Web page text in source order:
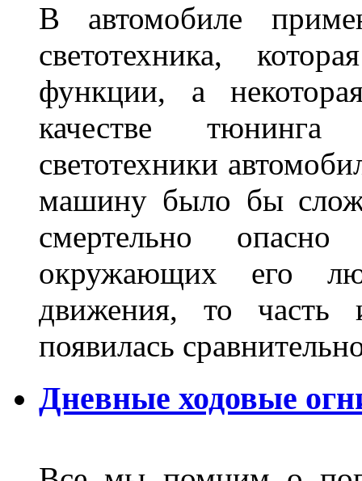
В автомобиле
светотехника,
функции, а
качестве
светотехники
машину было бы
смертельно
окружающих его
движения, то часть
появилась
Дневные ходовые